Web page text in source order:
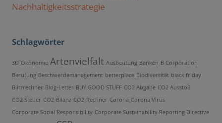
Nachhaltigkeitsstrategie
Schlagwörter
3D-Ökonomie Artenvielfalt Ausbeutung Banken B Corporation
Berufung Beschwerdemanagement betterplace Biodiversität black friday
Blitzrechner Blog-Letter BUY GOOD STUFF CO2 Abgabe CO2 Ausstoß
CO2 Steuer CO2-Bilanz CO2-Rechner Corona Corona Virus
Corporate Social Responsibility Corporate Sustainability Reporting Directive